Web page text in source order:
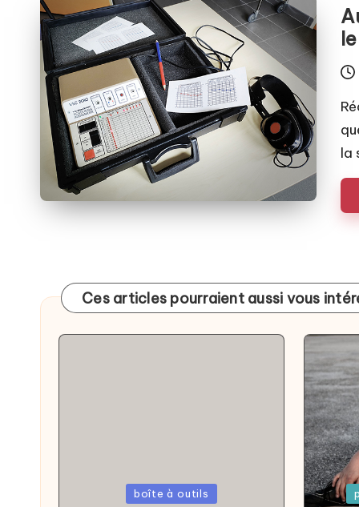
la
Ces articles pourraient aussi vous
boîte à outils